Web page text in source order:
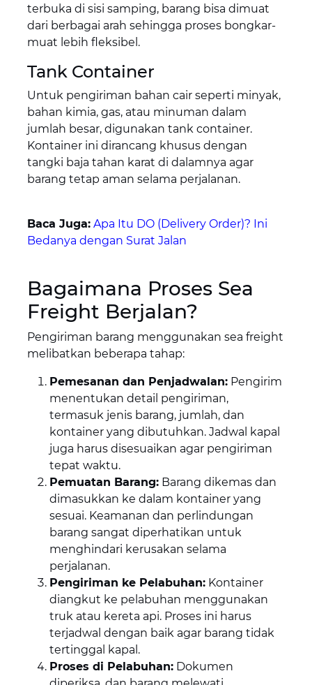
terbuka di sisi samping, barang bisa dimuat
dari berbagai arah sehingga proses bongkar-
muat lebih fleksibel.
Tank Container
Untuk pengiriman bahan cair seperti minyak,
bahan kimia, gas, atau minuman dalam
jumlah besar, digunakan tank container.
Kontainer ini dirancang khusus dengan
tangki baja tahan karat di dalamnya agar
barang tetap aman selama perjalanan.
Baca Juga: Apa Itu DO (Delivery Order)? Ini
Bedanya dengan Surat Jalan
Bagaimana Proses Sea
Freight Berjalan?
Pengiriman barang menggunakan sea freight
melibatkan beberapa tahap:
Pemesanan dan Penjadwalan:Pengirim
menentukan detail pengiriman,
termasuk jenis barang, jumlah, dan
kontainer yang dibutuhkan. Jadwal kapal
juga harus disesuaikan agar pengiriman
tepat waktu.
Pemuatan Barang:Barang dikemas dan
dimasukkan ke dalam kontainer yang
sesuai. Keamanan dan perlindungan
barang sangat diperhatikan untuk
menghindari kerusakan selama
perjalanan.
Pengiriman ke Pelabuhan:Kontainer
diangkut ke pelabuhan menggunakan
truk atau kereta api. Proses ini harus
terjadwal dengan baik agar barang tidak
tertinggal kapal.
Proses di Pelabuhan:Dokumen